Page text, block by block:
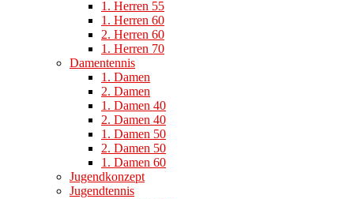
1. Herren 55
1. Herren 60
2. Herren 60
1. Herren 70
Damentennis
1. Damen
2. Damen
1. Damen 40
2. Damen 40
1. Damen 50
2. Damen 50
1. Damen 60
Jugendkonzept
Jugendtennis